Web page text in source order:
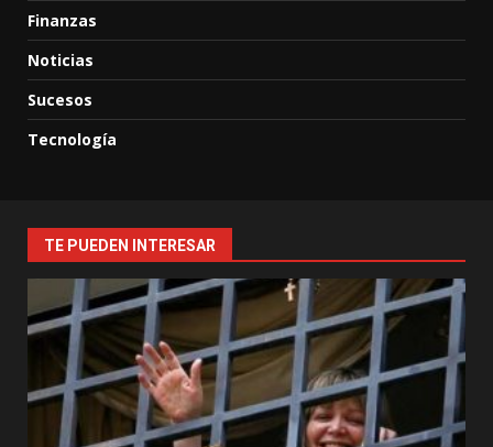
Finanzas
Noticias
Sucesos
Tecnología
TE PUEDEN INTERESAR